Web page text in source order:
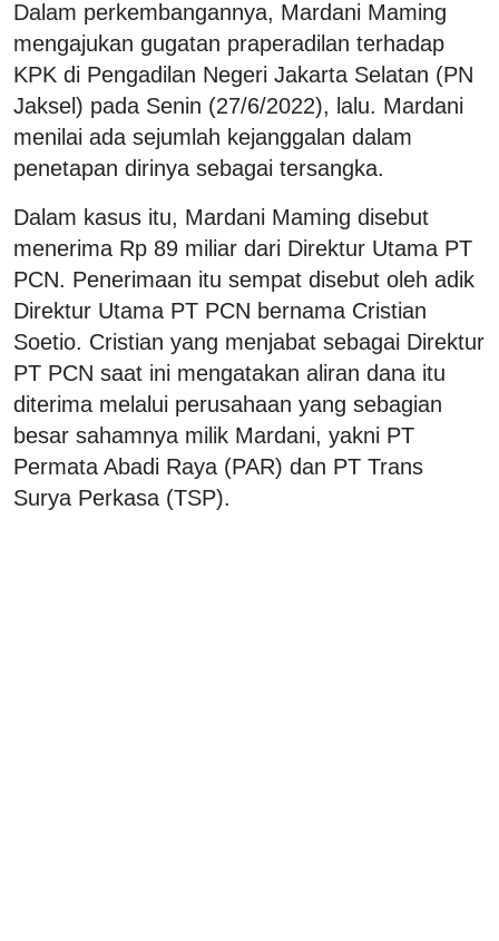
Dalam perkembangannya, Mardani Maming
mengajukan gugatan praperadilan terhadap
KPK di Pengadilan Negeri Jakarta Selatan (PN
Jaksel) pada Senin (27/6/2022), lalu. Mardani
menilai ada sejumlah kejanggalan dalam
penetapan dirinya sebagai tersangka.
Dalam kasus itu, Mardani Maming disebut
menerima Rp 89 miliar dari Direktur Utama PT
PCN. Penerimaan itu sempat disebut oleh adik
Direktur Utama PT PCN bernama Cristian
Soetio. Cristian yang menjabat sebagai Direktur
PT PCN saat ini mengatakan aliran dana itu
diterima melalui perusahaan yang sebagian
besar sahamnya milik Mardani, yakni PT
Permata Abadi Raya (PAR) dan PT Trans
Surya Perkasa (TSP).